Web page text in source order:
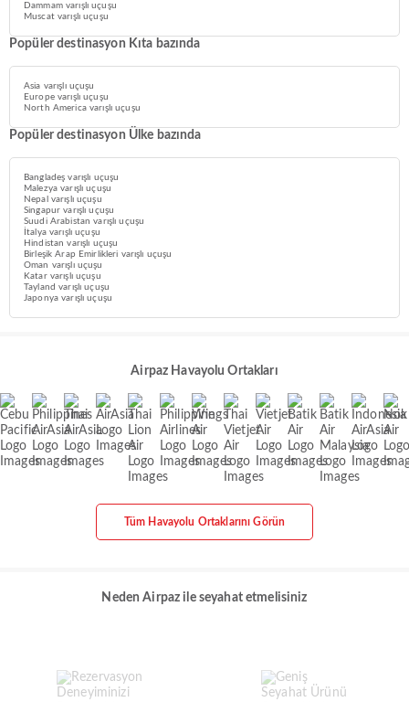
Dammam varışlı uçuşu
Muscat varışlı uçuşu
Popüler destinasyon Kıta bazında
Asia varışlı uçuşu
Europe varışlı uçuşu
North America varışlı uçuşu
Popüler destinasyon Ülke bazında
Bangladeş varışlı uçuşu
Malezya varışlı uçuşu
Nepal varışlı uçuşu
Singapur varışlı uçuşu
Suudi Arabistan varışlı uçuşu
İtalya varışlı uçuşu
Hindistan varışlı uçuşu
Birleşik Arap Emirlikleri varışlı uçuşu
Oman varışlı uçuşu
Katar varışlı uçuşu
Tayland varışlı uçuşu
Japonya varışlı uçuşu
Airpaz Havayolu Ortakları
Tüm Havayolu Ortaklarını Görün
Neden Airpaz ile seyahat etmelisiniz